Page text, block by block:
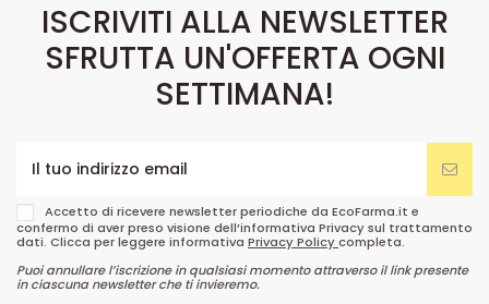
ISCRIVITI ALLA NEWSLETTER
SFRUTTA UN'OFFERTA OGNI
SETTIMANA!
Accetto di ricevere newsletter periodiche da EcoFarma.it e
confermo di aver preso visione dell’informativa Privacy sul trattamento
dati. Clicca per leggere informativa Privacy Policycompleta.
Puoi annullare l’iscrizione in qualsiasi momento attraverso il link presente
in ciascuna newsletter che ti invieremo.